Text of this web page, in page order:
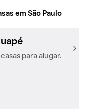
em São Paulo
para alugar.